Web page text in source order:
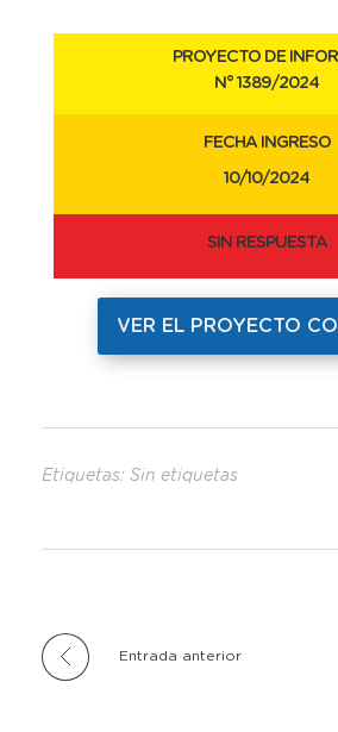
PROYECTO DE
N° 1389/2024
FECHA INGRESO
10/10/2024
SIN RESPUESTA
VER EL PROYECTO
Etiquetas: Sin etiquetas
Entrada anterior